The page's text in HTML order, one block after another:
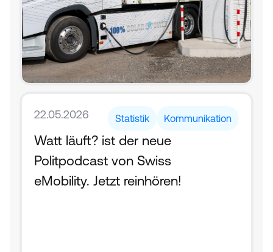
22.05.2026 Statistik Kommunikation
Watt läuft? ist der neue
Politpodcast von Swiss
eMobility. Jetzt reinhören!